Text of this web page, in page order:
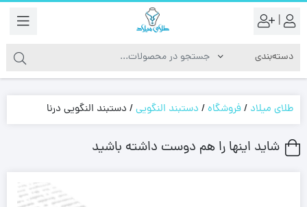
|
طلای میلاد /فروشگاه/ دستبند النگویی/ دستبند النگویی درنا
شاید اینها را هم دوست داشته باشید